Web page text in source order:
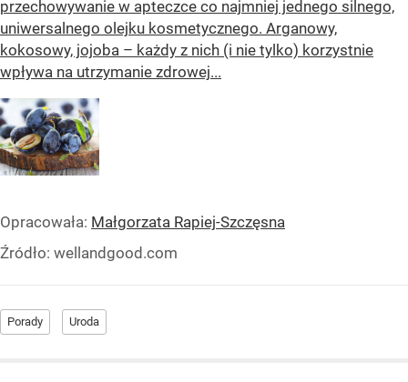
przechowywanie w apteczce co najmniej jednego silnego,
uniwersalnego olejku kosmetycznego. Arganowy,
kokosowy, jojoba – każdy z nich (i nie tylko) korzystnie
wpływa na utrzymanie zdrowej...
Opracowała: Małgorzata Rapiej-Szczęsna
Źródło: wellandgood.com
Porady Uroda